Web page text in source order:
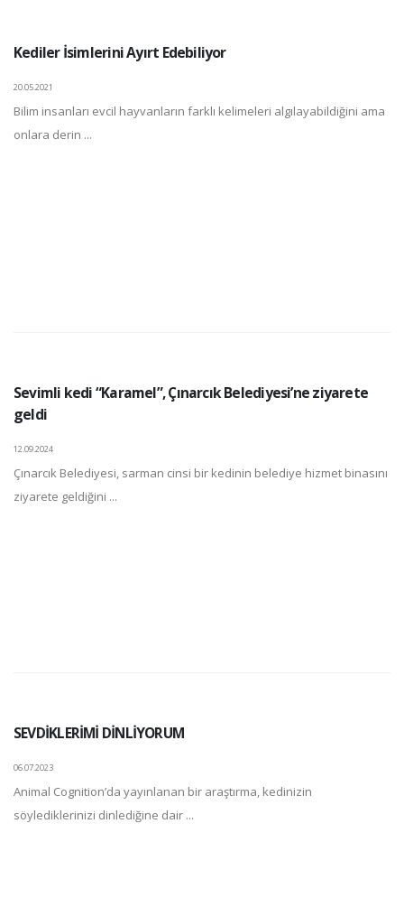
Kediler İsimlerini Ayırt Edebiliyor
20.05.2021
Bilim insanları evcil hayvanların farklı kelimeleri algılayabildiğini ama
onlara derin ...
Sevimli kedi “Karamel”, Çınarcık Belediyesi’ne ziyarete
geldi
12.09.2024
Çınarcık Belediyesi, sarman cinsi bir kedinin belediye hizmet binasını
ziyarete geldiğini ...
SEVDİKLERİMİ DİNLİYORUM
06.07.2023
Animal Cognition’da yayınlanan bir araştırma, kedinizin
söylediklerinizi dinlediğine dair ...